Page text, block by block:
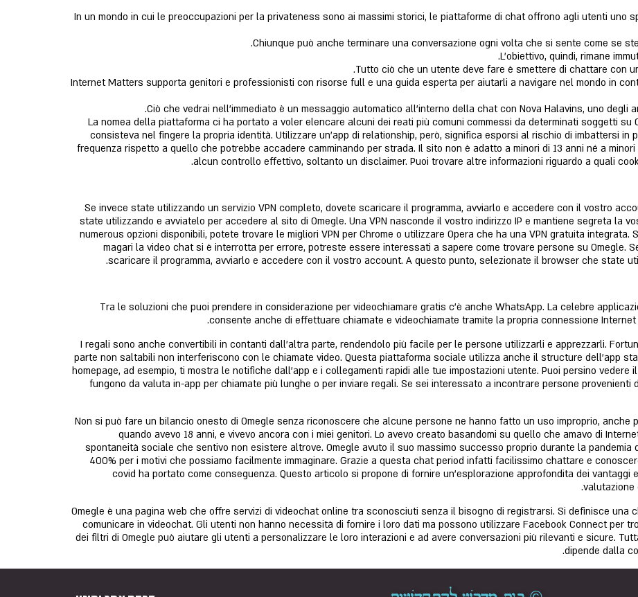
In un mondo in cui le preoccupazioni per la privateness sono ai massimi storici, le piattaforme di chat offrono agli utenti uno
Chiunque può anche terminare una conversazione ogni volta che si sente come se
L’obiettivo, quindi, rimane
Tutto ciò che un utente deve fare è smettere di chattare con
Internet Matters supporta genitori e professionisti con risorse full e una guida esperta per aiutarli a navigare nel mondo in
Ciò che vedrai nell’immediato è un messaggio automatico all’interno della chat con Nova Halavins, uno degli
La nomea della piattaforma ci ha portato a voler elencare alcuni dei reati più comuni commessi da determinati soggetti su
consisteva nel fingere la propria identità. Utilizzare un’app di relationship, però, significa esporsi al rischio di imbattersi
frequenza rispetto a quello che potrebbe accadere camminando per strada. Il sito non è adatto a minori di 13 anni né a
alcun controllo effettivo, soltanto un disclaimer. Puoi trovare altre informazioni riguardo a quali
Se invece state utilizzando un servizio VPN completo, dovete scaricare il programma, avviarlo e accedere con il vostro
state utilizzando e avviatelo per accedere al sito di Omegle. Una VPN nasconde il vostro indirizzo IP e mantiene segreta la
numerous opzioni disponibili, potete trovare le migliori VPN per Chrome o utilizzare Opera che ha una VPN gratuita
magari la video chat si è interrotta per errore, potreste essere interessati a sapere come trovare persone su Omegle.
scaricare il programma, avviarlo e accedere con il vostro account. A questo punto, selezionate il browser che state
Tra le soluzioni che puoi prendere in considerazione per videochiamare gratis c'è anche WhatsApp. La celebre
consente anche di effettuare chiamate e videochiamate tramite la propria connessione
I regali sono anche convertibili in contanti dall'altra parte, rendendolo più facile per le persone utilizzarli e apprezzarli.
parte non saltabili non interferiscono con le chiamate video. Questa piattaforma sociale utilizza anche il structure dell'app
homepage, ad esempio, ti mostra le notifiche dall'app e i collegamenti rapidi alle tue impostazioni utente. Puoi persino vedere
fungono da valuta in-app per chiamate più lunghe o per inviare regali. Se sei interessato a incontrare persone provenienti
Non si può fare un bilancio onesto di Omegle senza riconoscere che alcune persone ne hanno fatto un uso improprio, anche
quando avevo 18 anni, e vivevo ancora con i miei genitori. Lo avevo creato basandomi su quello che amavo di
spontaneità sociale che sentivo non esistere altrove. Omegle avuto il suo massimo successo proprio durante la pandemia
400% per i motivi che possiamo facilmente immaginare. Grazie a questa chat period infatti facilissimo chattare e
covid ha portato come conseguenza. Questo articolo si propone di fornire un’esplorazione approfondita dei vantaggi
valutazione
Omegle è una pagina web che offre servizi di videochat online tra sconosciuti senza il bisogno di registrarsi. Si definisce una
comunicare in videochat. Gli utenti non hanno necessità di fornire i loro dati ma possono utilizzare Facebook Connect per
dei filtri di Omegle può aiutare gli utenti a personalizzare le loro interazioni e ad avere conversazioni più rilevanti e sicure.
dipende dalla